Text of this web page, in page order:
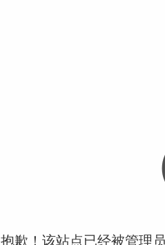
抱歉！该站点已经被管理